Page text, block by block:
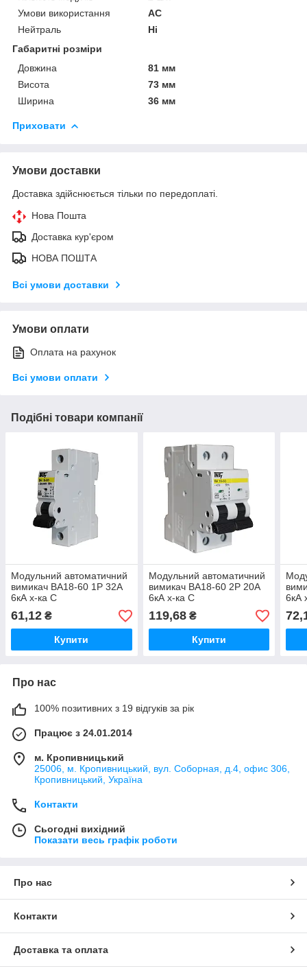
Умови використання
АС
Нейтраль
Ні
Габаритні розміри
Довжина
81 мм
Висота
73 мм
Ширина
36 мм
Приховати
Умови доставки
Доставка здійснюється тільки по передоплаті.
Нова Пошта
Доставка кур'єром
НОВА ПОШТА
Всі умови доставки
Умови оплати
Оплата на рахунок
Всі умови оплати
Подібні товари компанії
Модульний автоматичний
вимикач ВА18-60 1Р 32А
6кА х-ка C
61,12 ₴
Купити
Модульний автоматичний
вимикач ВА18-60 2Р 20А
6кА х-ка C
119,68₴
Купити
6кА
Про нас
100% позитивних з 19 відгуків за рік
Працює з 24.01.2014
м. Кропивницький
25006, м. Кропивницький, вул. Соборная, д.4, офис 306,
Кропивницький, Україна
Контакти
Сьогодні вихідний
Показати весь графік роботи
Про нас
Контакти
Доставка та оплата